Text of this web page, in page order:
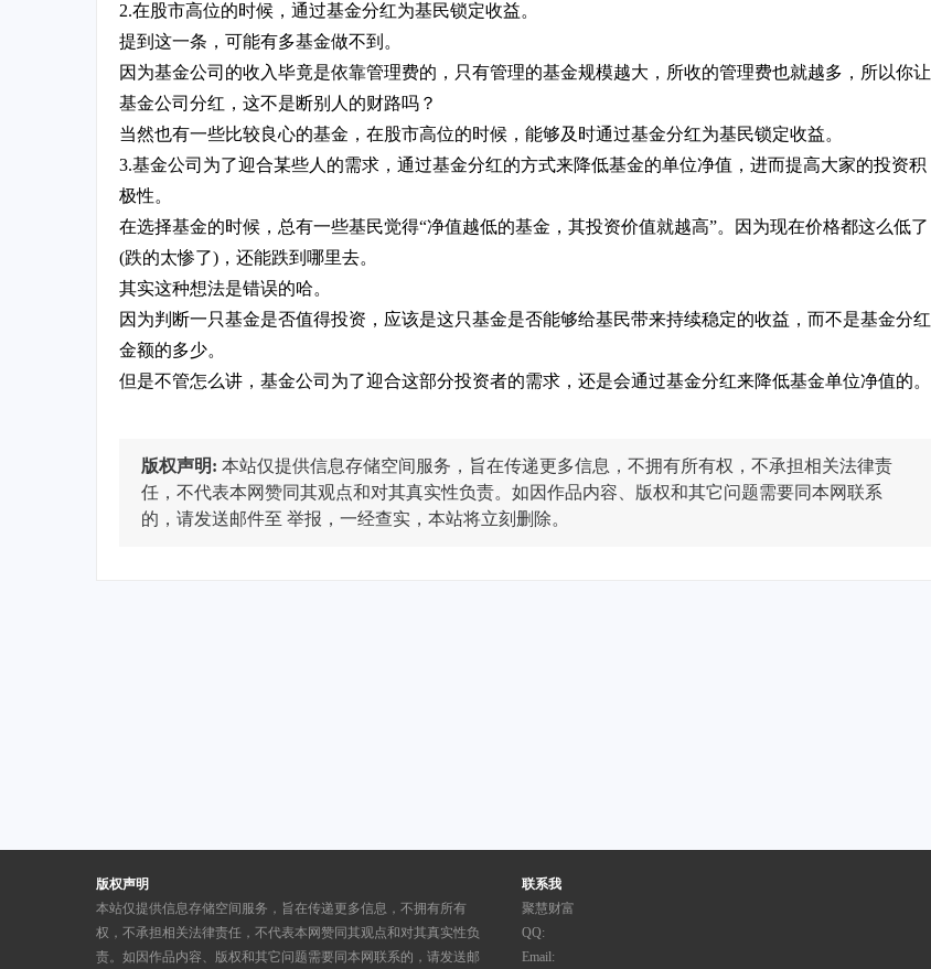
2.在股市高位的时候，通过基金分红为基民锁定收益。
提到这一条，可能有多基金做不到。
因为基金公司的收入毕竟是依靠管理费的，只有管理的基金规模越大，所收的管理费也就越多，所以你让
基金公司分红，这不是断别人的财路吗？
当然也有一些比较良心的基金，在股市高位的时候，能够及时通过基金分红为基民锁定收益。
3.基金公司为了迎合某些人的需求，通过基金分红的方式来降低基金的单位净值，进而提高大家的投资积
极性。
在选择基金的时候，总有一些基民觉得“净值越低的基金，其投资价值就越高”。因为现在价格都这么低了
(跌的太惨了)，还能跌到哪里去。
其实这种想法是错误的哈。
因为判断一只基金是否值得投资，应该是这只基金是否能够给基民带来持续稳定的收益，而不是基金分红
金额的多少。
但是不管怎么讲，基金公司为了迎合这部分投资者的需求，还是会通过基金分红来降低基金单位净值的。
版权声明: 本站仅提供信息存储空间服务，旨在传递更多信息，不拥有所有权，不承担相关法律责
任，不代表本网赞同其观点和对其真实性负责。如因作品内容、版权和其它问题需要同本网联系
的，请发送邮件至 举报，一经查实，本站将立刻删除。
版权声明
本站仅提供信息存储空间服务，旨在传递更多信息，不拥有所有
权，不承担相关法律责任，不代表本网赞同其观点和对其真实性负
责。如因作品内容、版权和其它问题需要同本网联系的，请发送邮
联系我
聚慧财富
QQ:
Email: